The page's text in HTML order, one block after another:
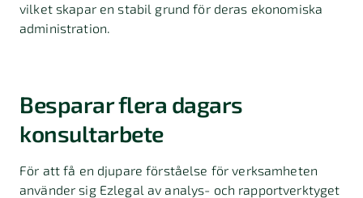
vilket skapar en stabil grund för deras ekonomiska
administration.
Besparar flera dagars
konsultarbete
För att få en djupare förståelse för verksamheten
använder sig Ezlegal av analys- och rapportverktyget